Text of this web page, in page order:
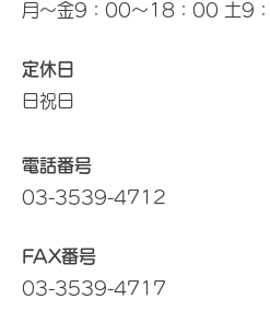
月～金9：00～18：00 土9
定休日
日祝日
電話番号
03-3539-4712
FAX番号
03-3539-4717